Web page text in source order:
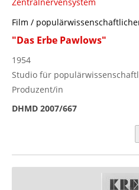
Film /
"Das Erbe Pawlows"
1954
Studio für
Produzent/in
DHMD 2007/667